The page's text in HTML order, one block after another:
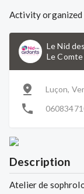
Description
Atelier de
Activity organized
Le Nid
Le
Luçon,